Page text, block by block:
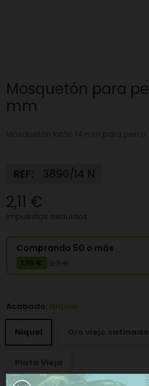
Mosquetón para
mm
REF: 3890/14 N
2,11 €
Impuestos excluidos
Comprando 50 o más
1,16 €
Acabado: Niquel
Niquel